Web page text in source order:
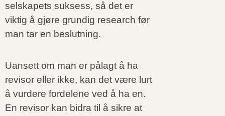
selskapets suksess, så det er
viktig å gjøre grundig research før
man tar en beslutning.
Uansett om man er pålagt å ha
revisor eller ikke, kan det være lurt
å vurdere fordelene ved å ha en.
En revisor kan bidra til å sikre at